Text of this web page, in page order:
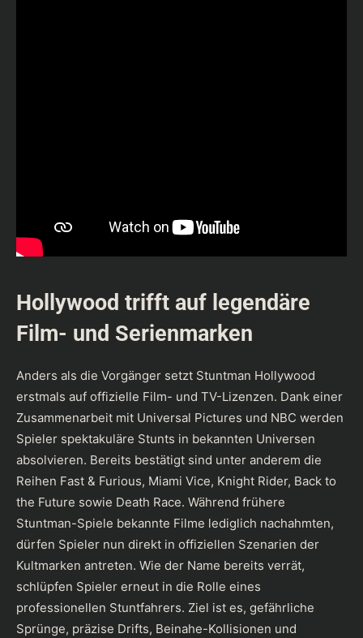
Hollywood trifft auf legendäre
Film- und Serienmarken
Anders als die Vorgänger setzt Stuntman Hollywood
erstmals auf offizielle Film- und TV-Lizenzen. Dank einer
Zusammenarbeit mit Universal Pictures und NBC werden
Spieler spektakuläre Stunts in bekannten Universen
absolvieren. Bereits bestätigt sind unter anderem die
Reihen Fast & Furious, Miami Vice, Knight Rider, Back to
the Future sowie Death Race. Während frühere
Stuntman-Spiele bekannte Filme lediglich nachahmten,
dürfen Spieler nun direkt in offiziellen Szenarien der
Kultmarken antreten. Wie der Name bereits verrät,
schlüpfen Spieler erneut in die Rolle eines
professionellen Stuntfahrers. Ziel ist es, gefährliche
Sprünge, präzise Drifts, Beinahe-Kollisionen und